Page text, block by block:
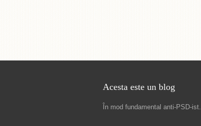
Acesta este un blog
În mod fundamental anti-PSD-ist.